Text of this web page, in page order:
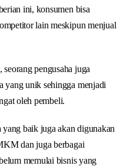
ini, konsumen bisa
lain meskipun menjual
pengusaha juga
yang unik sehingga menjadi
oleh pembeli.
yang baik juga akan digunakan
dan juga berbagai
memulai bisnis yang